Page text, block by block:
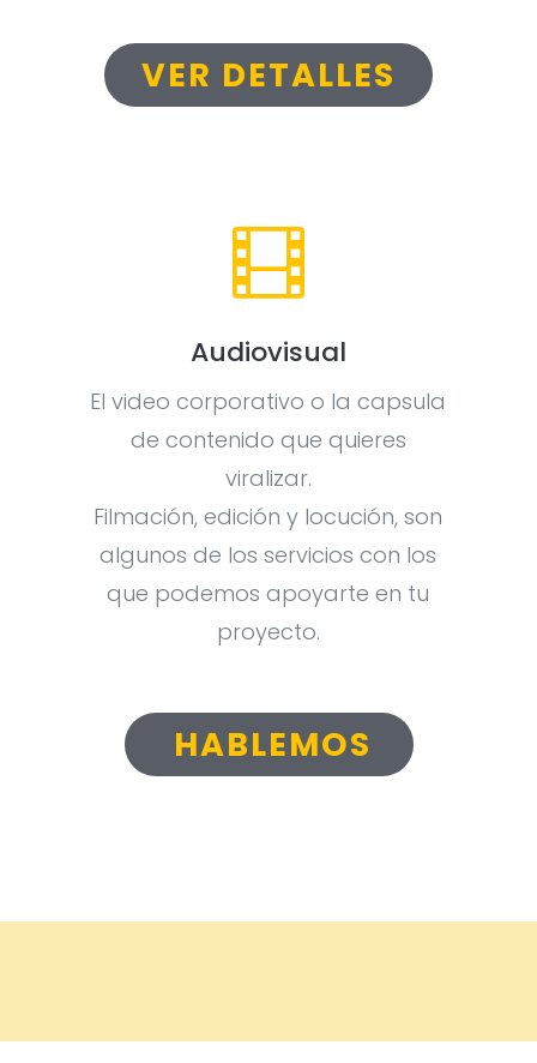
VER DETALLES

Audiovisual
El video corporativo o la capsula
de contenido que quieres
viralizar.
Filmación, edición y locución, son
algunos de los servicios con los
que podemos apoyarte en tu
proyecto.
HABLEMOS